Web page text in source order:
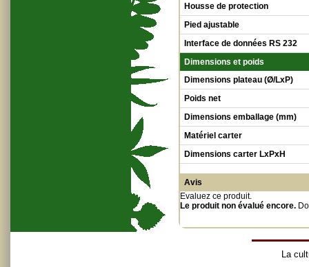
Housse de protection
Pied ajustable
Interface de données RS 232
Dimensions et poids
Dimensions plateau (Ø/LxP)
Poids net
Dimensions emballage (mm)
Matériel carter
Dimensions carter LxPxH
Avis
Evaluez ce produit.
Le produit non évalué encore.
La